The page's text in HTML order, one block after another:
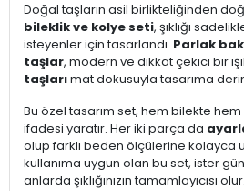
Doğal taşların asil birlikteliğinden
bileklik ve kolye seti, şıklığı
isteyenler için tasarlandı. Parlak
taşlar, modern ve dikkat çekici bir
taşlarımat dokusuyla tasarıma
Bu özel tasarım set, hem bilekte
ifadesi yaratır. Her iki parça da
olup farklı beden ölçülerine kolayca
kullanıma uygun olan bu set, ister
anlarda şıklığınızın tamamlayıcısı olur.